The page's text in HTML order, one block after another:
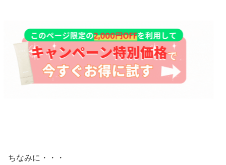
ちなみに・・・